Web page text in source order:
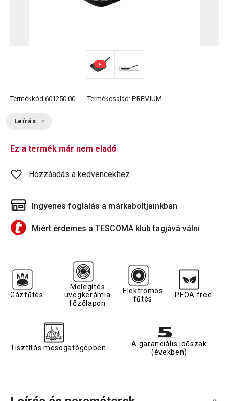
Termékkód 601250.00 Termékcsalád: PREMIUM
Leírás
Ez a termék már nem eladó
Hozzáadás a kedvencekhez
Ingyenes foglalás a márkaboltjainkban
Miért érdemes a TESCOMA klub tagjává válni
Gázfűtés
Melegítés
üvegkerámia
főzőlapon
Elektromos
fűtés
PFOA free
Tisztítás mosogatógépben
A garanciális időszak
(években)